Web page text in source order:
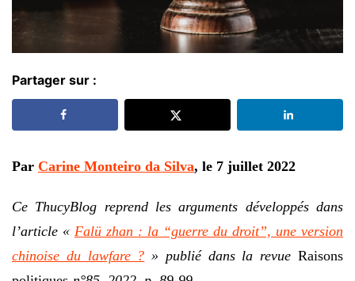
Partager sur :
Par Carine Monteiro da Silva, le 7 juillet 2022
Ce ThucyBlog reprend les arguments développés dans
l’article « Falü zhan : la “guerre du droit”, une version
chinoise du lawfare ? » publié dans la revueRaisons